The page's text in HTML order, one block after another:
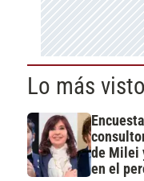
Lo más
de Milei
en el